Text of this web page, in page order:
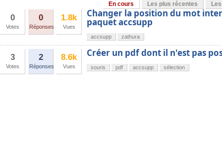
En cours Les plus récentes
0
Votes
0
Réponses
1.8k
Vues
Changer la position du mot
paquet accsupp
accsupp zathura
3
Votes
2
Réponses
8.6k
Vues
Créer un pdf dont il n'est pas
souris pdf accsupp sélection